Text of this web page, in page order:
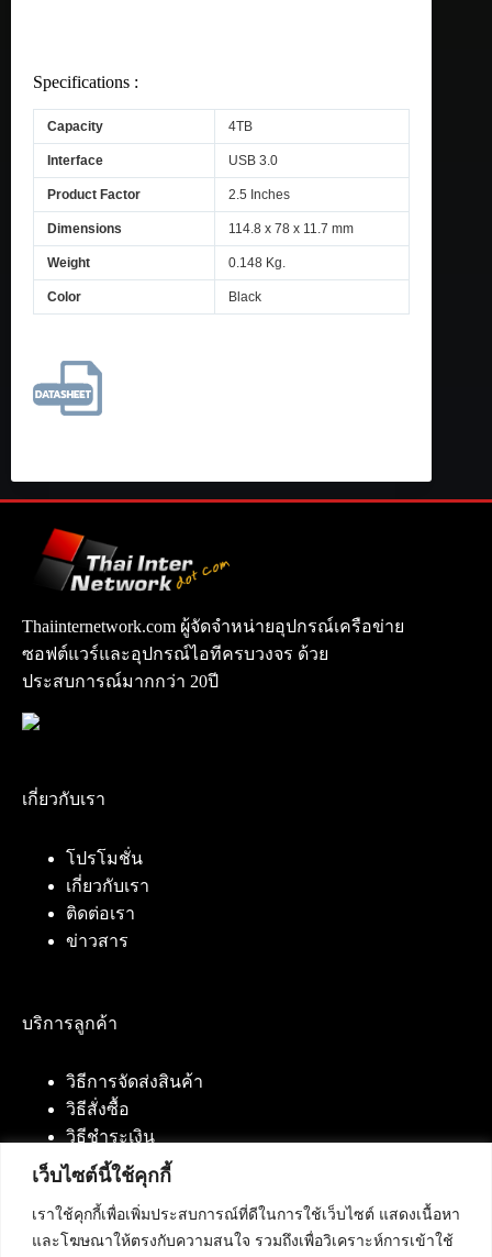
เว็บไซต์นี้ใช้คุกกี้
เราใช้คุกกี้เพื่อเพิ่มประสบการณ์ที่ดีในการใช้เว็บไซต์ แสดงเนื้อหา
และโฆษณาให้ตรงกับความสนใจ รวมถึงเพื่อวิเคราะห์การเข้าใช้
Specifications :
Capacity 4TB
Interface USB 3.0
Product Factor 2.5 Inches
Dimensions 114.8 x 78 x 11.7 mm
Weight 0.148 Kg.
Color Black
Thaiinternetwork.com ผู้จัดจำหน่ายอุปกรณ์เครือข่าย
ซอฟต์แวร์และอุปกรณ์ไอทีครบวงจร ด้วย
ประสบการณ์มากกว่า 20ปี
เกี่ยวกับเรา
โปรโมชั่น
เกี่ยวกับเรา
ติดต่อเรา
ข่าวสาร
บริการลูกค้า
วิธีการจัดส่งสินค้า
วิธีสั่งซื้อ
วิธีชำระเงิน
ติดต่อเรา